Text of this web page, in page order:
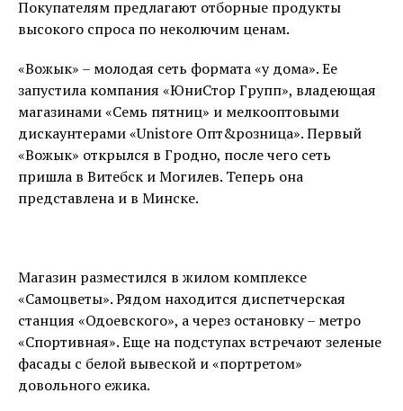
Покупателям предлагают отборные продукты
высокого спроса по неколючим ценам.
«Вожык» – молодая сеть формата «у дома». Ее
запустила компания «ЮниСтор Групп», владеющая
магазинами «Семь пятниц» и мелкооптовыми
дискаунтерами «Unistore Опт&розница». Первый
«Вожык» открылся в Гродно, после чего сеть
пришла в Витебск и Могилев. Теперь она
представлена и в Минске.
Магазин разместился в жилом комплексе
«Самоцветы». Рядом находится диспетчерская
станция «Одоевского», а через остановку – метро
«Спортивная». Еще на подступах встречают зеленые
фасады с белой вывеской и «портретом»
довольного ежика.